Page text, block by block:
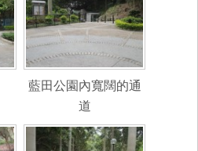
藍田公園內寬闊的通
道